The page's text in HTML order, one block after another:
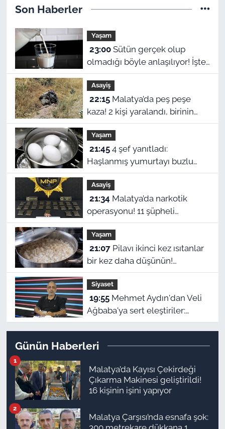
Son Haberler
Yaşam
23:00Sütün gerçek olup
olmadığı böyle anlaşılıyor! İşte
o yöntem
Asayiş
22:15Malatya’da peş peşe
kaza! 2 kişi yaralandı, birinin
durumu ağır
Yaşam
21:454 şef yanıtladı:
Haşlanmış yumurtayı buzlu
suya almak neden şart?
Asayiş
21:34
operasyonu! 11 şüpheli
tutuklandı, uyuşturucu stoku
ele geçirildi
Yaşam
21:07Pilavı ikinci kez ısıtanlar
bir kez daha düşünün!
Zehirlenme riski var
Siyaset
19:55Mehmet Aydın'dan Veli
Ağbaba'ya sert eleştiriler:
"Kimse hukukun üzerinde
Günün Haberleri
Malatya’da Kayısı Çekirdeği
Çıkarma Makinesi geliştirildi!
16 kişinin işini yapıyor
1
Malatya Çarşısı’nda esnafa şok:
2